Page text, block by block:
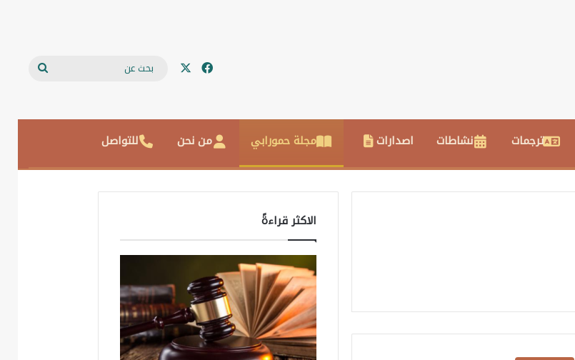
فيسبوك
ترجمات نشاطات اصدارات مجلة حمورابي من نحن للتواصل
الاكثر قراءةً